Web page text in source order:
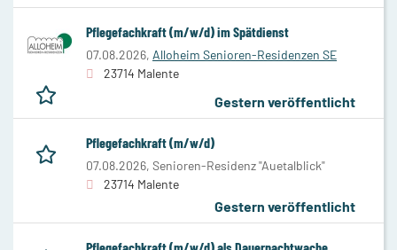
Pflegefachkraft (m/w/d) im Spätdienst
07.08.2026, Alloheim Senioren-Residenzen SE
23714 Malente
Gestern veröffentlicht
Pflegefachkraft (m/w/d)
07.08.2026, Senioren-Residenz "Auetalblick"
23714 Malente
Gestern veröffentlicht
Pflegefachkraft (m/w/d) als Dauernachtwache